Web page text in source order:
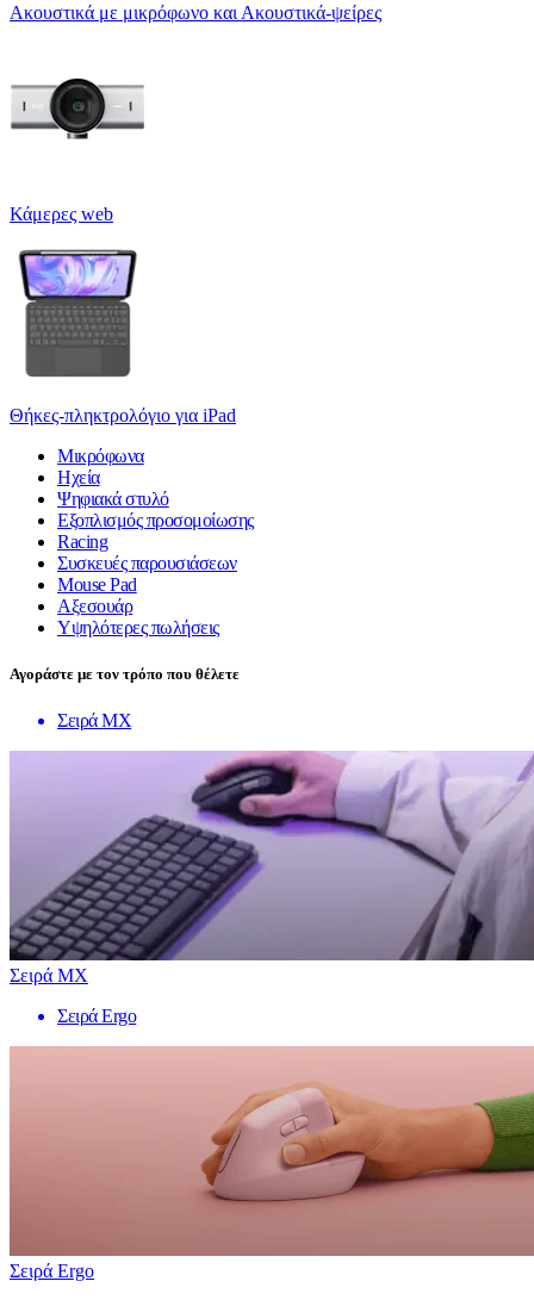
Ακουστικά με μικρόφωνο και Ακουστικά-ψείρες
Κάμερες web
Θήκες-πληκτρολόγιο για iPad
Μικρόφωνα
Ηχεία
Ψηφιακά στυλό
Εξοπλισμός προσομοίωσης
Racing
Συσκευές παρουσιάσεων
Mouse Pad
Αξεσουάρ
Υψηλότερες πωλήσεις
Αγοράστε με τον τρόπο που θέλετε
Σειρά MX
Σειρά MX
Σειρά Ergo
Σειρά Ergo